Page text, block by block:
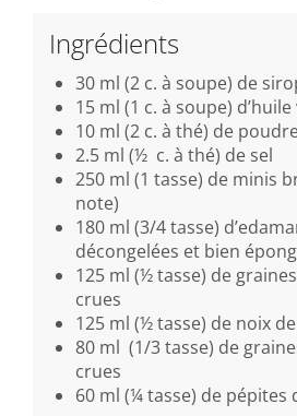
Ingrédients
30 ml (2 c. à soupe) de
15 ml (1 c. à soupe)
10 ml (2 c. à thé) de
2.5 ml (½ c. à thé) de sel
250 ml (1 tasse) de minis
note)
180 ml (3/4 tasse)
décongelées et bien
125 ml (½ tasse) de
crues
125 ml (½ tasse) de noix
80 ml (1/3 tasse) de
crues
60 ml (¼ tasse) de pépites